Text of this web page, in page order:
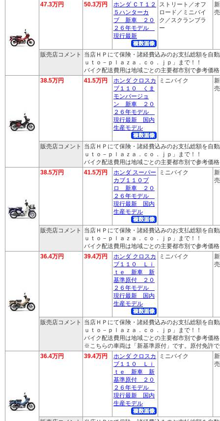
47.3万円
50.3万円
ホンダ ＣＴ１２
５ハンターカ
ブ 新車 ２０
２６年モデル
現行最新
ストリート／オフ
ロード／ミニバイ
ク／スクランブラ
ー
販売店コメント
当店ＨＰにて保険・諸経費込みのお支払総額を自
ｕｔｏ－ｐｌａｚａ．ｃｏ．ｊｐ」まで！！
バイク配送費用は地域ごとの主要都市別で参考価
38.5万円
41.5万円
ホンダ クロスカ
ブ１１０ くま
モンバージョ
ン 新車 ２０
２６年モデル
現行最新 国内
生産モデル
ミニバイク
販売店コメント
当店ＨＰにて保険・諸経費込みのお支払総額を自
ｕｔｏ－ｐｌａｚａ．ｃｏ．ｊｐ」まで！！
バイク配送費用は地域ごとの主要都市別で参考価
38.5万円
41.5万円
ホンダ スーパー
カブ１１０プ
ロ 新車 ２０
２６年モデル
現行最新 国内
生産モデル
ミニバイク
販売店コメント
当店ＨＰにて保険・諸経費込みのお支払総額を自
ｕｔｏ－ｐｌａｚａ．ｃｏ．ｊｐ」まで！！
バイク配送費用は地域ごとの主要都市別で参考価
36.4万円
39.4万円
ホンダ クロスカ
ブ１１０ Ｌｉ
ｔｅ 新車 新
基準原付 ２０
２６年モデル
現行最新 国内
生産モデル
ミニバイク
販売店コメント
当店ＨＰにて保険・諸経費込みのお支払総額を自
ｕｔｏ－ｐｌａｚａ．ｃｏ．ｊｐ」まで！！
バイク配送費用は地域ごとの主要都市別で参考価
※こちらの車両は「新基準原付」です。原付免許
36.4万円
39.4万円
ホンダ クロスカ
ブ１１０ Ｌｉ
ｔｅ 新車 新
基準原付 ２０
２６年モデル
現行最新 国内
生産モデル
ミニバイク